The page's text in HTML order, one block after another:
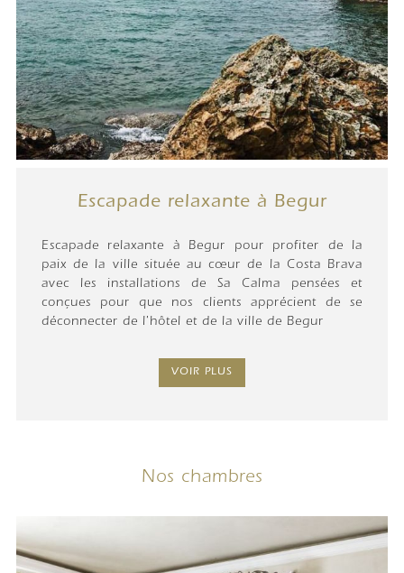
Escapade relaxante à Begur
Escapade relaxante à Begur pour profiter de la
paix de la ville située au cœur de la Costa Brava
avec les installations de Sa Calma pensées et
conçues pour que nos clients apprécient de se
déconnecter de l'hôtel et de la ville de Begur
VOIR PLUS
Nos chambres